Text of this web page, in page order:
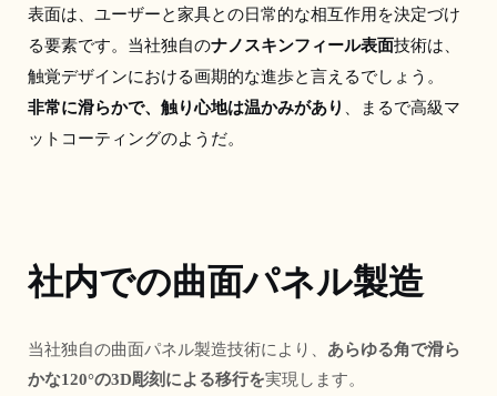
表面は、ユーザーと家具との日常的な相互作用を決定づけ
る要素です。当社独自のナノスキンフィール表面技術は、
触覚デザインにおける画期的な進歩と言えるでしょう。
非常に滑らかで、触り心地は温かみがあり
、まるで高級マ
ットコーティングのようだ。
社内での曲面パネル製造
当社独自の曲面パネル製造技術により、 あらゆる角で滑ら
かな120°の3D彫刻による移行を実現します。